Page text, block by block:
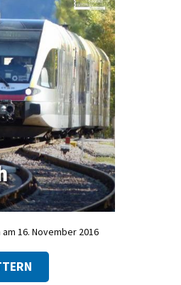
16. November 2016